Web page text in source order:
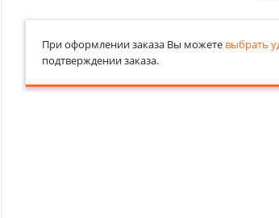
При оформлении заказа Вы можете выбрать
подтверждении заказа.